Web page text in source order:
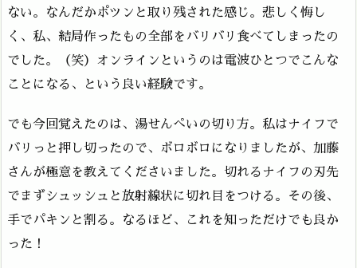
ない。なんだかポツンと取り残された感じ。悲しく悔し
く、私、結局作ったもの全部をバリバリ食べてしまったの
でした。（笑）オンラインというのは電波ひとつでこんな
ことになる、という良い経験です。
でも今回覚えたのは、湯せんぺいの切り方。私はナイフで
バリっと押し切ったので、ボロボロになりましたが、加藤
さんが極意を教えてくださいました。切れるナイフの刃先
でまずシュッシュと放射線状に切れ目をつける。その後、
手でパキンと割る。なるほど、これを知っただけでも良か
った！